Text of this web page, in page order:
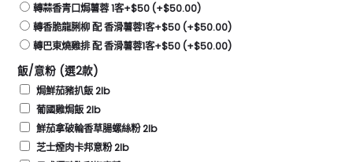
轉蒜香青口焗薯蓉 1客+$50(+$50.00)
轉香脆龍脷柳 配 香滑薯蓉1客+$50(+$50.00)
轉巴東燒雞排 配 香滑薯蓉1客+$50(+$50.00)
飯/意粉 (選2款)
焗鮮茄豬扒飯 2lb
葡國雞焗飯 2lb
鮮茄拿破輪香草腸螺絲粉 2lb
芝士煙肉卡邦意粉 2lb